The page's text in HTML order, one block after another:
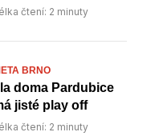
čtení: 2 minuty
BRNO
doma Pardubice
jisté play off
čtení: 2 minuty